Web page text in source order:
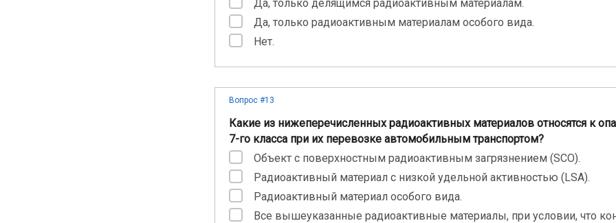
Да, только делящимся радиоактивным материалам.
Да, только радиоактивным материалам особого вида.
Нет.
Вопрос #13
Какие из нижеперечисленных радиоактивных материалов относятся к
7-го класса при их перевозке автомобильным транспортом?
Объект с поверхностным радиоактивным загрязнением (SCO).
Радиоактивный материал с низкой удельной активностью (LSA).
Радиоактивный материал особого вида.
Все вышеуказанные радиоактивные материалы, при условии, что